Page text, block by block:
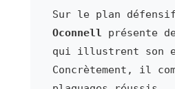
Sur le plan
Oconnell présente
qui illustrent son
Concrètement, il